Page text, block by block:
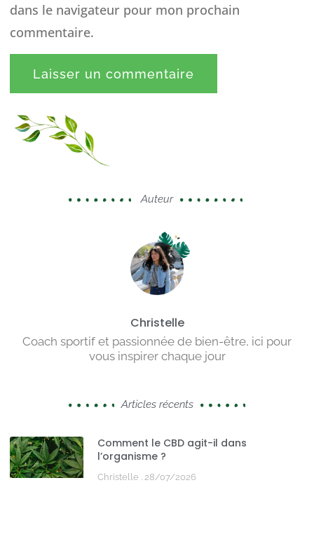
dans le navigateur pour mon prochain
commentaire.
Auteur
Christelle
Coach sportif et passionnée de bien-être, ici pour
vous inspirer chaque jour
Articles récents
Comment le CBD agit-il dans
l’organisme ?
Christelle 28/07/2026